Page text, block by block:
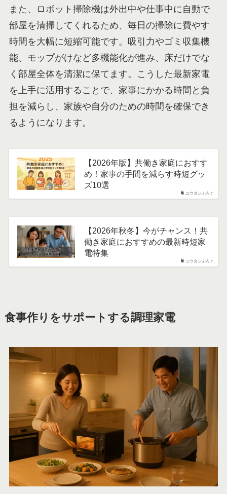
また、ロボット掃除機は外出中や仕事中に自動で
部屋を清掃してくれるため、毎日の掃除に費やす
時間を大幅に短縮可能です。吸引力やゴミ収集機
能、モップがけなど多機能化が進み、床だけでな
く部屋全体を清潔に保てます。こうした最新家電
を上手に活用することで、家事にかかる時間と負
担を減らし、家族や自分のための時間を確保でき
るようになります。
ユウタンぶろぐ
【2026年版】共働き家庭におすす
め！家事の手間を減らす時短グッ
ズ10選
ユウタンぶろぐ
【2026年秋冬】今がチャンス！共
働き家庭におすすめの最新時短家
電特集
食事作りをサポートする調理家電